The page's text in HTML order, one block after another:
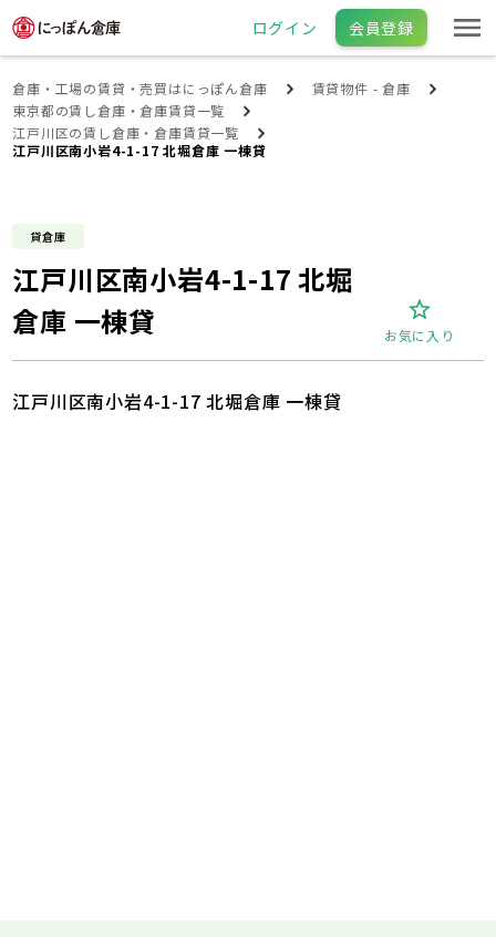
ログイン 会員登録
倉庫・工場の賃貸・売買はにっぽん倉庫
賃貸物件 - 倉庫
東京都の賃し倉庫・倉庫賃貸一覧
江戸川区の賃し倉庫・倉庫賃貸一覧
江戸川区南小岩4-1-17 北堀倉庫 一棟貸
貸倉庫
江戸川区南小岩4-1-17 北堀
倉庫 一棟貸
お気に入り
江戸川区南小岩4-1-17 北堀倉庫 一棟貸